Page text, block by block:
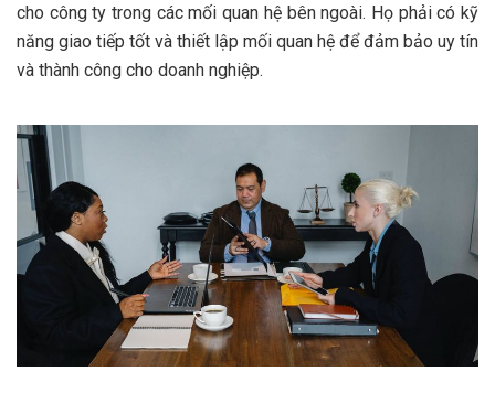
cho công ty trong các mối quan hệ bên ngoài. Họ phải có kỹ
năng giao tiếp tốt và thiết lập mối quan hệ để đảm bảo uy tín
và thành công cho doanh nghiệp.